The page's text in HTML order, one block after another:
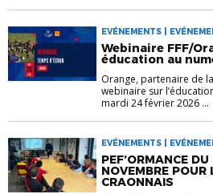
EVÉNEMENTS |
PROGRAMME EDUCATIF
CLUBS
Webinaire FFF/
éducation au
Orange, partenaire de
webinaire sur
mardi 24 février 2026 ...
EVÉNEMENTS |
PROGRAMME EDUCATIF
CLUBS
PEF’ORMANCE
NOVEMBRE POUR
CRAONNAIS